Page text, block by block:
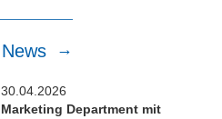
News
30.04.2026
Marketing Department mit